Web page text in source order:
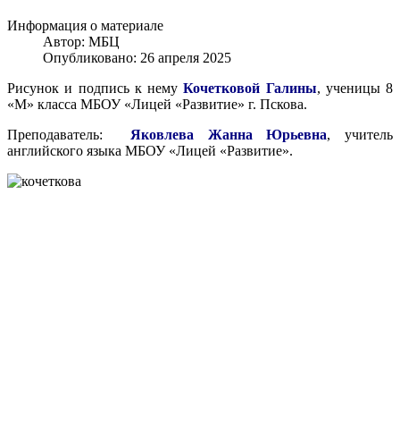
Информация о материале
Автор: МБЦ
Опубликовано: 26 апреля 2025
Рисунок и подпись к немуКочетковой Галины, ученицы 8
«М» класса МБОУ «Лицей «Развитие» г. Пскова.
Преподаватель: Яковлева Жанна Юрьевна, учитель
английского языка МБОУ «Лицей «Развитие».